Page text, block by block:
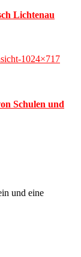
Lichtenau
Schulen und
und eine